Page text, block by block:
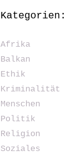
Kategorien:
Afrika
Balkan
Ethik
Kriminalität
Menschen
Politik
Religion
Soziales